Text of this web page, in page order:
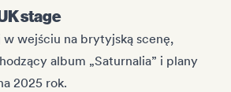
stage
w wejściu na brytyjską scenę,
album „Saturnalia” i plany
2025 rok.